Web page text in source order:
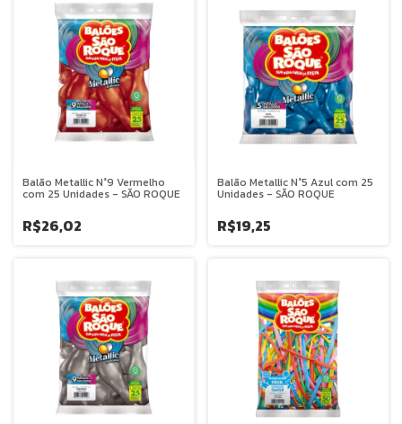
Balão Metallic N°9 Vermelho
com 25 Unidades - SÃO ROQUE
R$26,02
Balão Metallic N°5 Azul com 25
Unidades - SÃO ROQUE
R$19,25